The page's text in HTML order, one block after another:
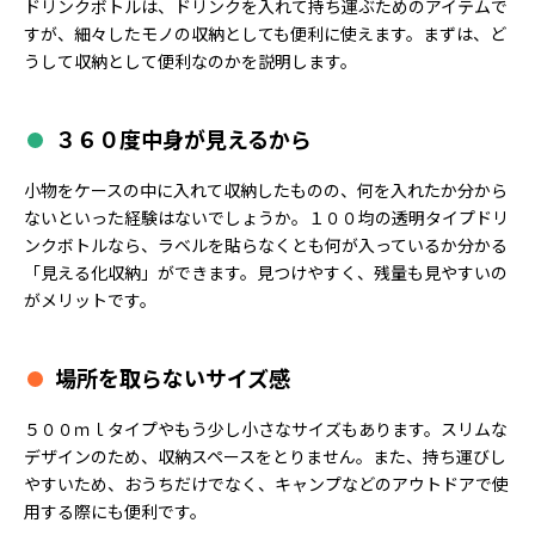
ドリンクボトルは、ドリンクを入れて持ち運ぶためのアイテムで
すが、細々したモノの収納としても便利に使えます。まずは、ど
うして収納として便利なのかを説明します。
３６０度中身が見えるから
小物をケースの中に入れて収納したものの、何を入れたか分から
ないといった経験はないでしょうか。１００均の透明タイプドリ
ンクボトルなら、ラベルを貼らなくとも何が入っているか分かる
「見える化収納」ができます。見つけやすく、残量も見やすいの
がメリットです。
場所を取らないサイズ感
５００ｍｌタイプやもう少し小さなサイズもあります。スリムな
デザインのため、収納スペースをとりません。また、持ち運びし
やすいため、おうちだけでなく、キャンプなどのアウトドアで使
用する際にも便利です。